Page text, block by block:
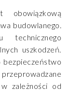
obowiązkową
budowlanego.
uszkodzeń.
bezpieczeństwo
zależności od